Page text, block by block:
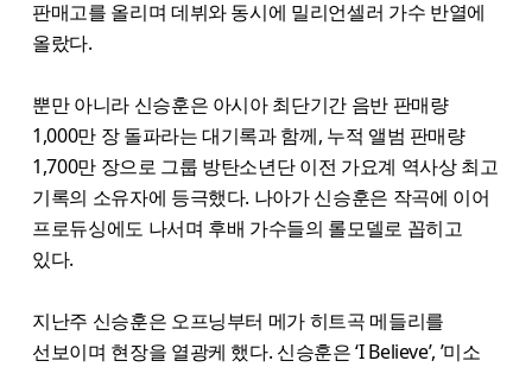
판매고를 올리며 데뷔와 동시에 밀리언셀러 가수 반열에
올랐다.
뿐만 아니라 신승훈은 아시아 최단기간 음반 판매량
1,000만 장 돌파라는 대기록과 함께, 누적 앨범 판매량
1,700만 장으로 그룹 방탄소년단 이전 가요계 역사상 최고
기록의 소유자에 등극했다. 나아가 신승훈은 작곡에 이어
프로듀싱에도 나서며 후배 가수들의 롤모델로 꼽히고
있다.
지난주 신승훈은 오프닝부터 메가 히트곡 메들리를
선보이며 현장을 열광케 했다. 신승훈은 ‘I Believe’, ’미소